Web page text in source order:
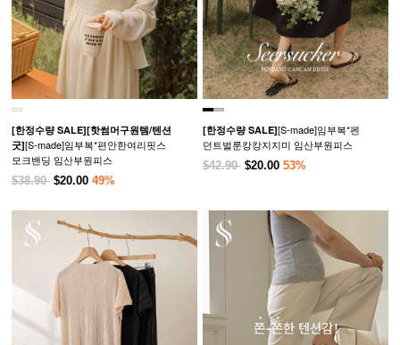
[한정수량 SALE][핫썸머구원템/텐션
굿][S-made]임부복*편안한여리핏스
모크밴딩 임산부원피스
$38.90 $20.00 49%
[한정수량 SALE][S-made]임부복*펜
던트벌룬캉캉지지미 임산부원피스
$42.90 $20.00 53%